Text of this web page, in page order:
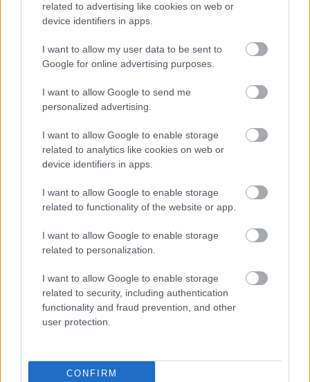
related to advertising like cookies on web or
device identifiers in apps.
I want to allow my user data to be sent to
Google for online advertising purposes.
I want to allow Google to send me
personalized advertising.
I want to allow Google to enable storage
related to analytics like cookies on web or
device identifiers in apps.
I want to allow Google to enable storage
related to functionality of the website or app.
I want to allow Google to enable storage
related to personalization.
I want to allow Google to enable storage
related to security, including authentication
functionality and fraud prevention, and other
user protection.
CONFIRM